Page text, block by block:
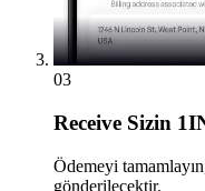
03
Receive Sizin
Ödemeyi
gönderilecektir.